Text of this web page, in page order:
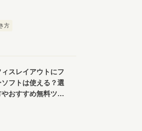
方
スレイアウトにフ
ソフトは使える？選
おすすめ無料ツー